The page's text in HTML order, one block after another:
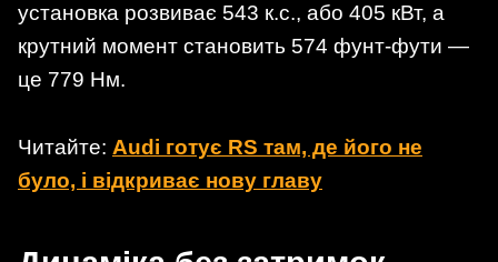
установка розвиває 543 к.с., або 405 кВт, а
крутний момент становить 574 фунт-фути —
це 779 Нм.
Читайте: Audi готує RS там, де його не
було, і відкриває нову главу